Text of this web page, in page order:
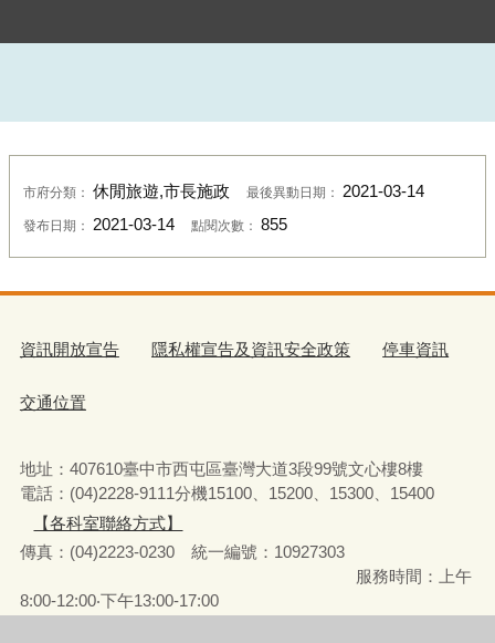
市府分類： 休閒旅遊,市長施政 最後異動日期： 2021-03-14
發布日期： 2021-03-14 點閱次數： 855
資訊開放宣告 隱私權宣告及資訊安全政策 停車資訊
交通位置
地址：407610臺中市西屯區臺灣大道3段99號文心樓8樓
電話：(04)2228-9111分機15100、15200、15300、15400
【各科室聯絡方式】
傳真：(04)2223-0230 統一編號： 10927303
服務時間：上午
8:00-12:00‧下午13:00-17:00